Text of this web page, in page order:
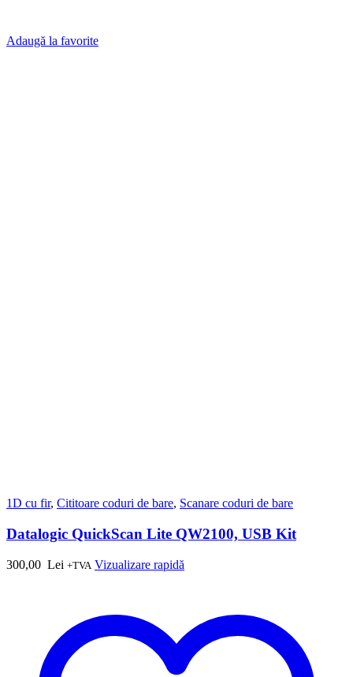
Adaugă la favorite
1D cu fir, Cititoare coduri de bare, Scanare coduri de bare
Datalogic QuickScan Lite QW2100, USB Kit
300,00 Lei +TVA Vizualizare rapidă